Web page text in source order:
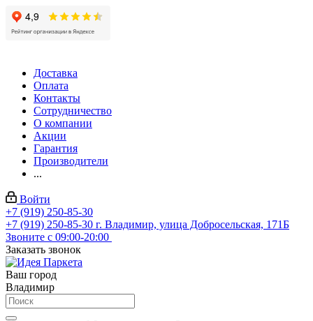
Доставка
Оплата
Контакты
Сотрудничество
О компании
Акции
Гарантия
Производители
...
Войти
+7 (919) 250-85-30
+7 (919) 250-85-30 г. Владимир, улица Добросельская, 171Б
Звоните с 09:00-20:00
Заказать звонок
Ваш город
Владимир